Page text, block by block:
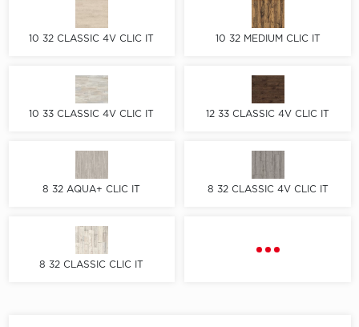
Bohofloor
Classen
CronaFloor
Decoria
Пробковое покрытие
10 32 CLASSIC 4V CLIC IT 10 32 MEDIUM CLIC IT
10 33 CLASSIC 4V CLIC IT 12 33 CLASSIC 4V CLIC IT
8 32 AQUA+ CLIC IT 8 32 CLASSIC 4V CLIC IT
8 32 CLASSIC CLIC IT